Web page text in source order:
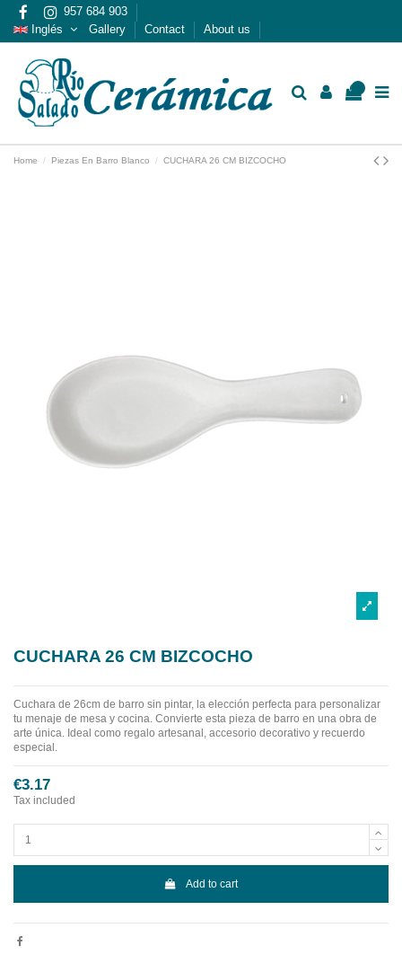
957 684 903
Inglés
Gallery Contact About us
Home Piezas En Barro Blanco CUCHARA 26 CM BIZCOCHO
CUCHARA 26 CM BIZCOCHO
Cuchara de 26cm de barro sin pintar, la elección perfecta para personalizar
tu menaje de mesa y cocina. Convierte esta pieza de barro en una obra de
arte única. Ideal como regalo artesanal, accesorio decorativo y recuerdo
especial.
€3.17
Tax included
Add to cart